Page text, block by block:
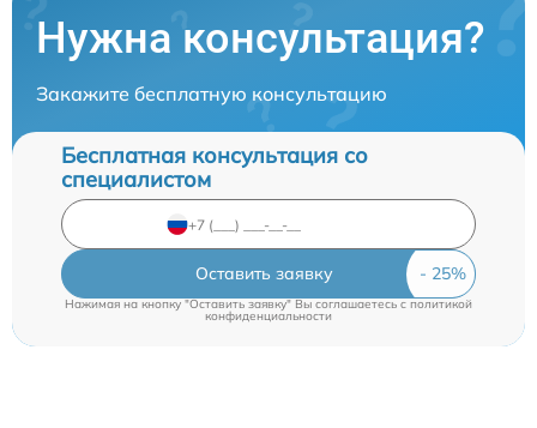
Нужна консультация?
Закажите бесплатную консультацию
Бесплатная консультация со
специалистом
Оставить заявку
Нажимая на кнопку "Оставить заявку" Вы соглашаетесь cполитикой
конфиденциальности